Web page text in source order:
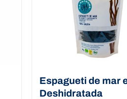
Espagueti de mar
Deshidratada